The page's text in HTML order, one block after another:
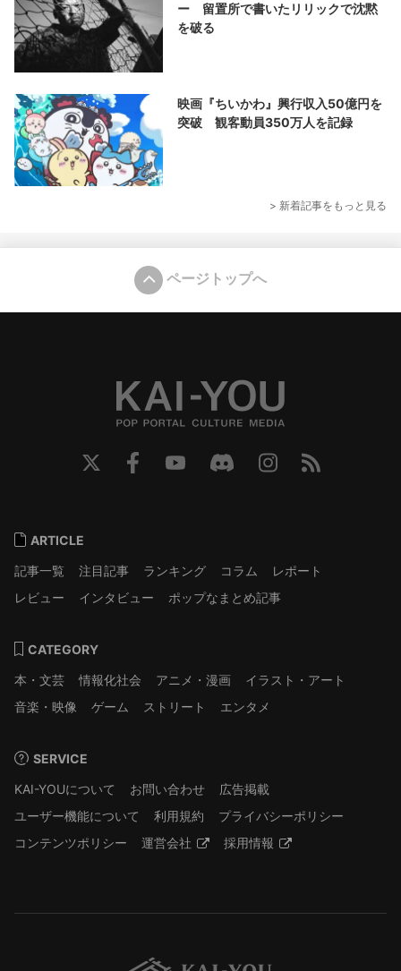
ー 留置所で書いたリリックで沈黙
を破る
映画『ちいかわ』興行収入50億円を
突破 観客動員350万人を記録
> 新着記事をもっと見る
ページトップへ
ARTICLE
記事一覧
注目記事 ランキング コラム
レポート
レビュー
インタビュー ポップなまとめ記事
CATEGORY
本・文芸
情報化社会 アニメ・漫画
イラスト・アート
音楽・映像
ゲーム ストリート エンタメ
SERVICE
KAI-YOUについて
お問い合わせ
広告掲載
ユーザー機能について
利用規約
プライバシーポリシー
コンテンツポリシー
運営会社 採用情報